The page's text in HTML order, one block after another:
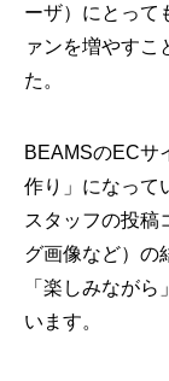
ーザ）にとって
ァンを増やすこ
た。
BEAMSのECサ
作り」になって
スタッフの投稿
グ画像など）の
「楽しみなが
います。